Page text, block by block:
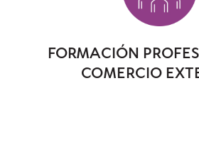
FORMACIÓN
COMERCIO